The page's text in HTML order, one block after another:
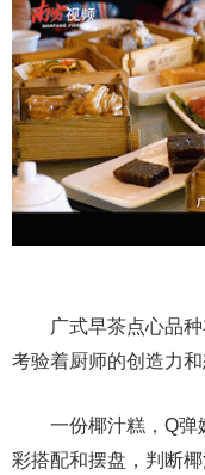
广式早茶点心品种
考验着厨师的创造力和
一份椰汁糕，Q弹
彩搭配和摆盘，判断